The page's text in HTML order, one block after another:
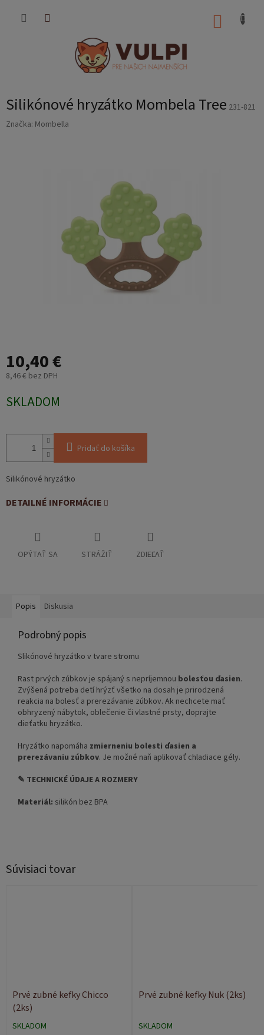
Silikónové hryzátko Mombela Tree 231-821
Značka: Mombella
10,40 €
8,46 € bez DPH
cena:
SKLADOM
Pridať do košíka
Silikónové hryzátko
DETAILNÉ INFORMÁCIE
OPÝTAŤ SA STRÁŽIŤ ZDIEĽAŤ
Súvisiaci tovar
Prvé zubné kefky Chicco
(2ks)
SKLADOM
Prvé zubné kefky Nuk (2ks)
SKLADOM
Popis Diskusia
Podrobný popis
Slikónové hryzátko v tvare stromu
Rast prvých zúbkov je spájaný s nepríjemnou bolesťou ďasien.
Zvýšená potreba detí hrýzť všetko na dosah je prirodzená
reakcia na bolesť a prerezávanie zúbkov. Ak nechcete mať
obhryzený nábytok, oblečenie či vlastné prsty, doprajte
dieťatku hryzátko.
Hryzátko napomáha zmierneniu bolesti ďasien a
prerezávaniu zúbkov. Je možné naň aplikovať chladiace gély.
✎ TECHNICKÉ ÚDAJE A ROZMERY
Materiál: silikón bez BPA